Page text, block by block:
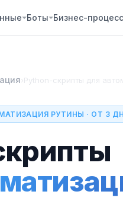
Боты Бизнес-
›Python-скрипты для
РУТИНЫ · ОТ 3